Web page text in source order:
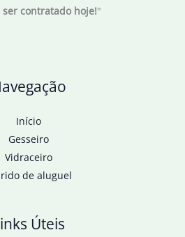
ser contratado hoje!"
Início
Gesseiro
Vidraceiro
de aluguel
Úteis